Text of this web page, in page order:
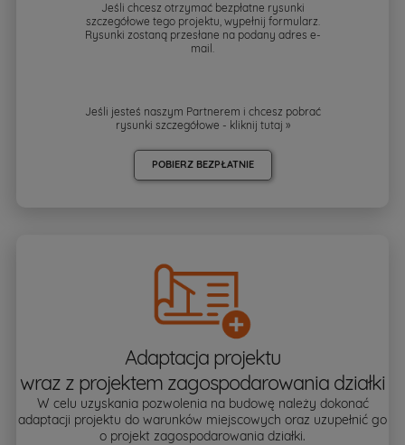
Jeśli chcesz otrzymać bezpłatne rysunki
szczegółowe tego projektu, wypełnij formularz.
Rysunki zostaną przesłane na podany adres e-
mail.
Jeśli jesteś naszym Partnerem i chcesz pobrać
rysunki szczegółowe - kliknij tutaj »
POBIERZ BEZPŁATNIE
Adaptacja projektu
wraz z projektem zagospodarowania działki
W celu uzyskania pozwolenia na budowę należy dokonać
adaptacji projektu do warunków miejscowych oraz uzupełnić go
o projekt zagospodarowania działki.